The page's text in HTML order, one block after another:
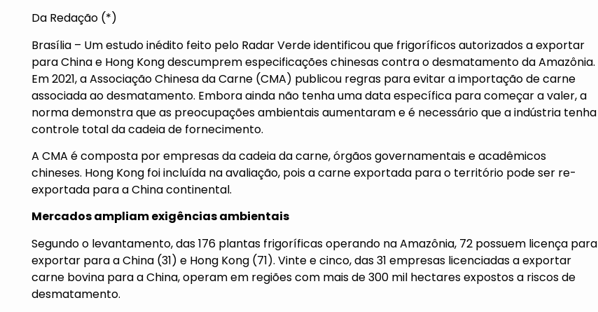
Da Redação (*)
Brasília – Um estudo inédito feito pelo Radar Verde identificou que frigoríficos autorizados a exportar
para China e Hong Kong descumprem especificações chinesas contra o desmatamento da Amazônia.
Em 2021, a Associação Chinesa da Carne (CMA) publicou regras para evitar a importação de carne
associada ao desmatamento. Embora ainda não tenha uma data específica para começar a valer, a
norma demonstra que as preocupações ambientais aumentaram e é necessário que a indústria tenha
controle total da cadeia de fornecimento.
A CMA é composta por empresas da cadeia da carne, órgãos governamentais e acadêmicos
chineses. Hong Kong foi incluída na avaliação, pois a carne exportada para o território pode ser re-
exportada para a China continental.
Mercados ampliam exigências ambientais
Segundo o levantamento, das 176 plantas frigoríficas operando na Amazônia, 72 possuem licença para
exportar para a China (31) e Hong Kong (71). Vinte e cinco, das 31 empresas licenciadas a exportar
carne bovina para a China, operam em regiões com mais de 300 mil hectares expostos a riscos de
desmatamento.